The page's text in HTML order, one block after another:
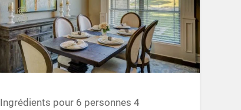
Ingrédients pour 6 personnes 4